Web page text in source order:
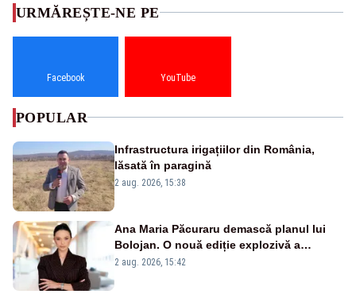
URMĂREȘTE-NE PE
Facebook YouTube
POPULAR
Infrastructura irigațiilor din România,
lăsată în paragină
2 aug. 2026, 15:38
Ana Maria Păcuraru demască planul lui
Bolojan. O nouă ediție explozivă a
emisiunii „Miza Zilei” la Realitatea PLUS
2 aug. 2026, 15:42